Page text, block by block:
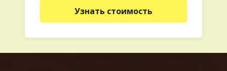
Узнать стоимость